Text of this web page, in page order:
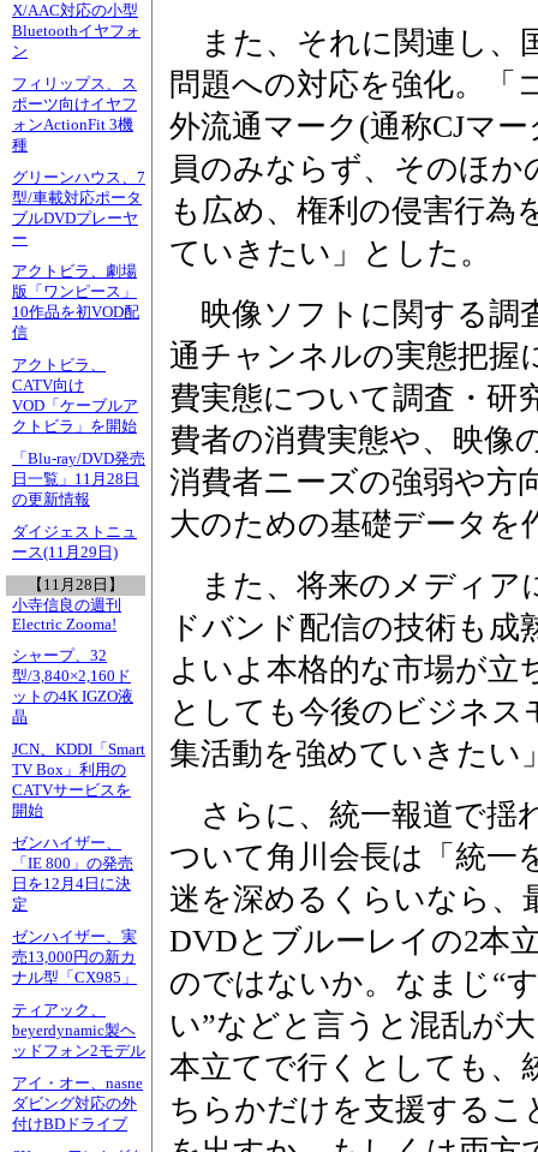
X/AAC対応の小型
Bluetoothイヤフォ
ン
フィリップス、ス
ポーツ向けイヤフ
ォンActionFit 3機
種
グリーンハウス、7
型/車載対応ポータ
ブルDVDプレーヤ
ー
アクトビラ、劇場
版「ワンピース」
10作品を初VOD配
信
アクトビラ、
CATV向け
VOD「ケーブルア
クトビラ」を開始
「Blu-ray/DVD発売
日一覧」11月28日
の更新情報
ダイジェストニュ
ース(11月29日)
【11月28日】
小寺信良の週刊
Electric Zooma!
シャープ、32
型/3,840×2,160ド
ットの4K IGZO液
晶
JCN、KDDI「Smart
TV Box」利用の
CATVサービスを
開始
ゼンハイザー、
「IE 800」の発売
日を12月4日に決
定
ゼンハイザー、実
売13,000円の新カ
ナル型「CX985」
ティアック、
beyerdynamic製ヘ
ッドフォン2モデル
アイ・オー、nasne
ダビング対応の外
付けBDドライブ
また、それに関連し、
問題への対応を強化。「
外流通マーク(通称CJマ
員のみならず、そのほか
も広め、権利の侵害行為
ていきたい」とした。
映像ソフトに関する調
通チャンネルの実態把握
費実態について調査・研
費者の消費実態や、映像
消費者ニーズの強弱や方
大のための基礎データを
また、将来のメディア
ドバンド配信の技術も
よいよ本格的な市場が立
としても今後のビジネ
集活動を強めていきたい
さらに、統一報道で揺
ついて角川会長は「統一
迷を深めるくらいなら、
DVDとブルーレイの2本
のではないか。なまじ“
い”などと言うと混乱が
本立てで行くとしても、
ちらかだけを支援する